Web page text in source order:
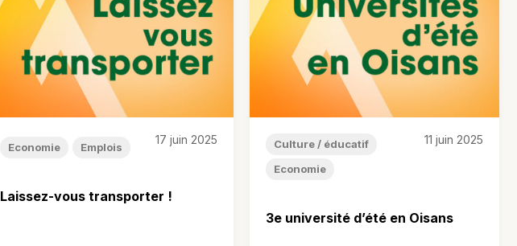
Economie Emplois
17 juin 2025
Laissez-vous transporter !
Culture / éducatif
Economie
11 juin 2025
3e université d’été en Oisans